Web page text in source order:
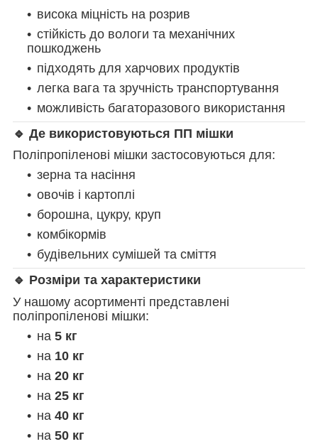
висока міцність на розрив
стійкість до вологи та механічних
пошкоджень
підходять для харчових продуктів
легка вага та зручність транспортування
можливість багаторазового використання
🔹 Де використовуються ПП мішки
Поліпропіленові мішки застосовуються для:
зерна та насіння
овочів і картоплі
борошна, цукру, круп
комбікормів
будівельних сумішей та сміття
🔹 Розміри та характеристики
У нашому асортименті представлені
поліпропіленові мішки:
на 5 кг
на 10 кг
на 20 кг
на 25 кг
на 40 кг
на 50 кг